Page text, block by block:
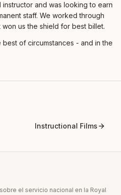
and was looking to earn
staff. We worked through
us the shield for best billet.
best of circumstances - and in the
Instructional Films
el servicio nacional en la Royal